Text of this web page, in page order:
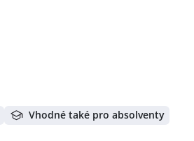
Vhodné také pro absolventy